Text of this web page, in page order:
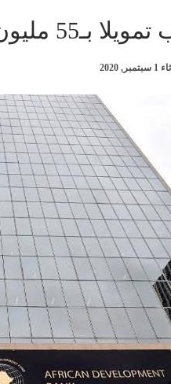
البنك الأفريقي للتنمية
2020